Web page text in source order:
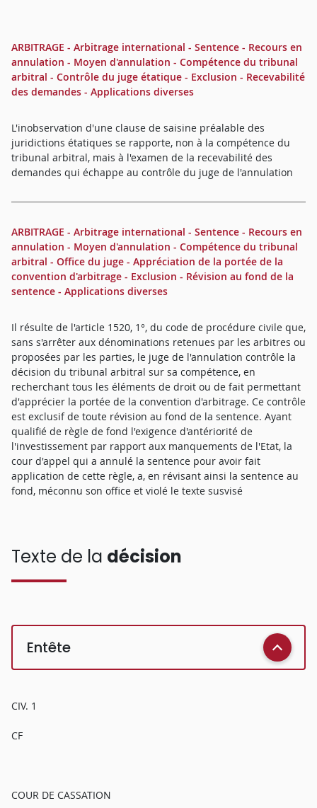
ARBITRAGE - Arbitrage international - Sentence - Recours en
annulation - Moyen d'annulation - Compétence du tribunal
arbitral - Contrôle du juge étatique - Exclusion - Recevabilité
des demandes - Applications diverses
L'inobservation d'une clause de saisine préalable des
juridictions étatiques se rapporte, non à la compétence du
tribunal arbitral, mais à l'examen de la recevabilité des
demandes qui échappe au contrôle du juge de l'annulation
ARBITRAGE - Arbitrage international - Sentence - Recours en
annulation - Moyen d'annulation - Compétence du tribunal
arbitral - Office du juge - Appréciation de la portée de la
convention d'arbitrage - Exclusion - Révision au fond de la
sentence - Applications diverses
Il résulte de l'article 1520, 1°, du code de procédure civile que,
sans s'arrêter aux dénominations retenues par les arbitres ou
proposées par les parties, le juge de l'annulation contrôle la
décision du tribunal arbitral sur sa compétence, en
recherchant tous les éléments de droit ou de fait permettant
d'apprécier la portée de la convention d'arbitrage. Ce contrôle
est exclusif de toute révision au fond de la sentence. Ayant
qualifié de règle de fond l'exigence d'antériorité de
l'investissement par rapport aux manquements de l'Etat, la
cour d'appel qui a annulé la sentence pour avoir fait
application de cette règle, a, en révisant ainsi la sentence au
fond, méconnu son office et violé le texte susvisé
Texte de la décision
Entête
CIV. 1
CF
COUR DE CASSATION